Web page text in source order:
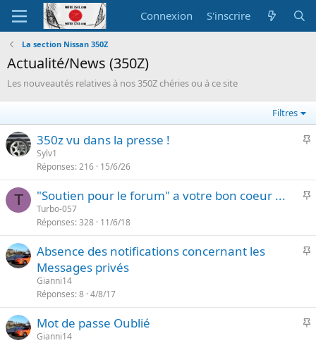
Connexion S'inscrire
La section Nissan 350Z
Actualité/News (350Z)
Les nouveautés relatives à nos 350Z chéries ou à ce site
Filtres
I
o
r
t
350z vu dans la presse !
Sylv1
Réponses 216 15/6/26
T
I
o
r
t
e
"Soutien pour le forum" a votre bon coeur ...
Turbo-057
Réponses 328 11/6/18
I
r
t
Absence des notifications concernant les
Messages privés
Gianni14
Réponses 8 4/8/17
I
Mot de passe Oublié
Gianni14